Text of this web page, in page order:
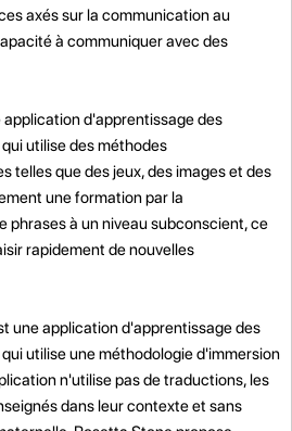
axés sur la communication au
à communiquer avec des
application d'apprentissage des
utilise des méthodes
telles que des jeux, des images et des
une formation par la
phrases à un niveau subconscient, ce
rapidement de nouvelles
une application d'apprentissage des
utilise une méthodologie d'immersion
n'utilise pas de traductions, les
dans leur contexte et sans